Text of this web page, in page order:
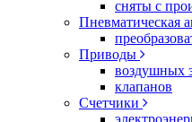
сняты с
Пневматическая
Приводы
воздушных
клапанов
Счетчики